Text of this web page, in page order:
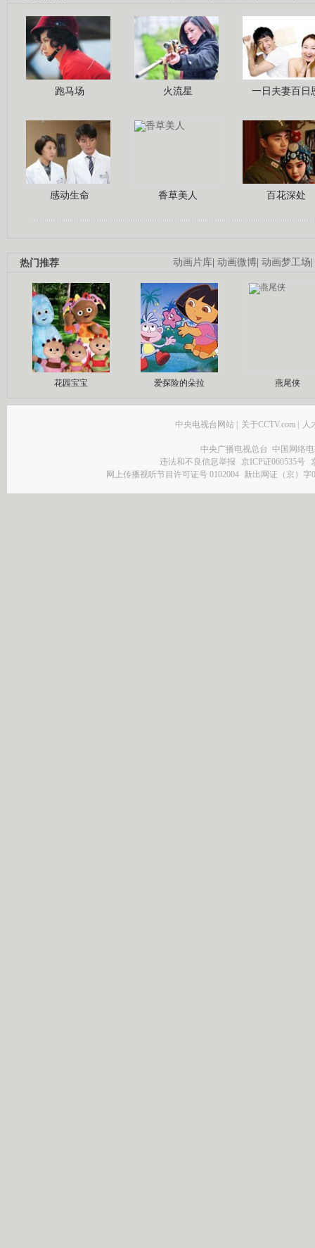
跑马场 火流星 一日夫妻百日
感动生命 香草美人 百花深处
动画片库| 动画微博| 动画梦工场|
热门推荐
花园宝宝 爱探险的朵拉 燕尾侠
中央电视台网站 | 关于CCTV.com | 人
中央广播电视总台 中国网络
违法和不良信息举报
京ICP证060535号
网上传播视听节目许可证号 0102004 新出网证（京）